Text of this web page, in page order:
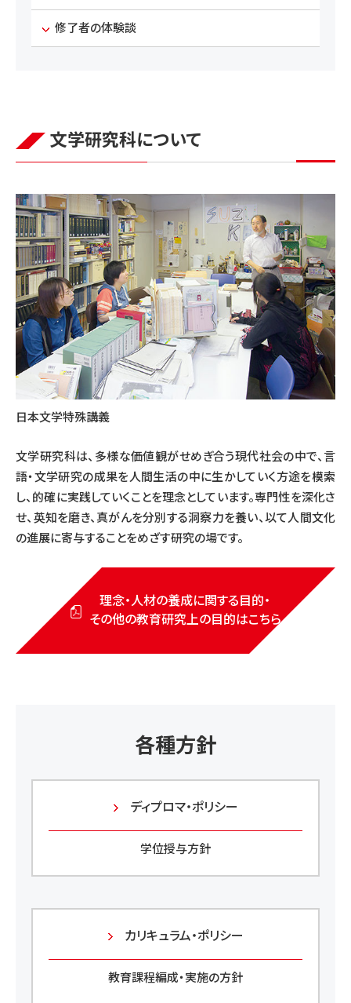
修了者の体験談
文学研究科について
日本文学特殊講義
文学研究科は、多様な価値観がせめぎ合う現代社会の中で、言
語・文学研究の成果を人間生活の中に生かしていく方途を模索
し、的確に実践していくことを理念としています。専門性を深化さ
せ、英知を磨き、真がんを分別する洞察力を養い、以て人間文化
の進展に寄与することをめざす研究の場です。
理念・人材の養成に関する目的・
その他の教育研究上の目的はこちら
各種方針
ディプロマ・ポリシー
学位授与方針
カリキュラム・ポリシー
教育課程編成・実施の方針